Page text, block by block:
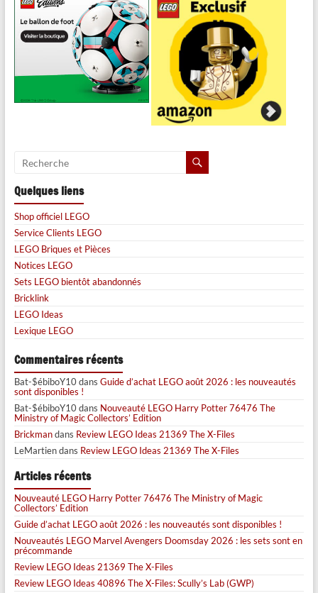
Quelques liens
Shop officiel LEGO
Service Clients LEGO
LEGO Briques et Pièces
Notices LEGO
Sets LEGO bientôt abandonnés
Bricklink
LEGO Ideas
Lexique LEGO
Commentaires récents
Bat-$ébiboY10dans Guide d’achat LEGO août 2026 : les nouveautés
sont disponibles !
Bat-$ébiboY10dans Nouveauté LEGO Harry Potter 76476 The
Ministry of Magic Collectors’ Edition
Brickmandans Review LEGO Ideas 21369 The X-Files
LeMartiendans Review LEGO Ideas 21369 The X-Files
Articles récents
Nouveauté LEGO Harry Potter 76476 The Ministry of Magic
Collectors’ Edition
Guide d’achat LEGO août 2026 : les nouveautés sont disponibles !
Nouveautés LEGO Marvel Avengers Doomsday 2026 : les sets sont en
précommande
Review LEGO Ideas 21369 The X-Files
Review LEGO Ideas 40896 The X-Files: Scully’s Lab (GWP)